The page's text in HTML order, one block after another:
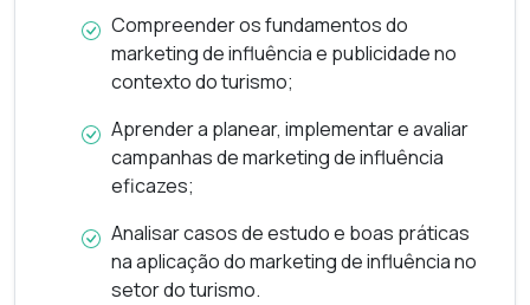
influenciadores até à criação de conteúdos
autênticos e à análise de resultados, o programa
oferece uma visão prática e atual sobre como
utilizar estas ferramentas para promover serviços
e construir marcas turísticas sólidas.
GUIA DE CURSO
Compreender os fundamentos do
marketing de influência e publicidade no
contexto do turismo;
Aprender a planear, implementar e avaliar
campanhas de marketing de influência
eficazes;
Analisar casos de estudo e boas práticas
na aplicação do marketing de influência no
setor do turismo.